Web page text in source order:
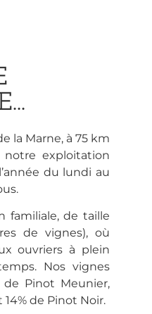
la Marne, à 75 km
exploitation
du lundi au
familiale, de taille
de vignes), où
ouvriers à plein
Nos vignes
Pinot Meunier,
14% de Pinot Noir.